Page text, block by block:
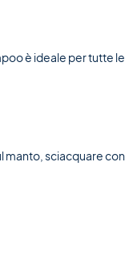
è ideale per tutte
sciacquare